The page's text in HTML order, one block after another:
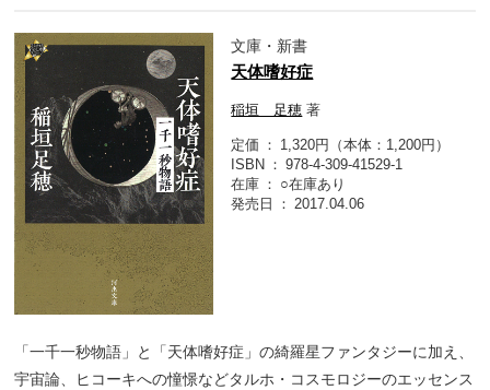
文庫・新書
天体嗜好症
稲垣 足穂 著
定価
1,320円（本体：1,200円）
ISBN
978-4-309-41529-1
在庫
○在庫あり
発売日
2017.04.06
「一千一秒物語」と「天体嗜好症」の綺羅星ファンタジーに加え、
宇宙論、ヒコーキへの憧憬などタルホ・コスモロジーのエッセンス